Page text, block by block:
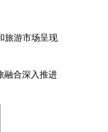
旅游市场呈现
融合深入推进